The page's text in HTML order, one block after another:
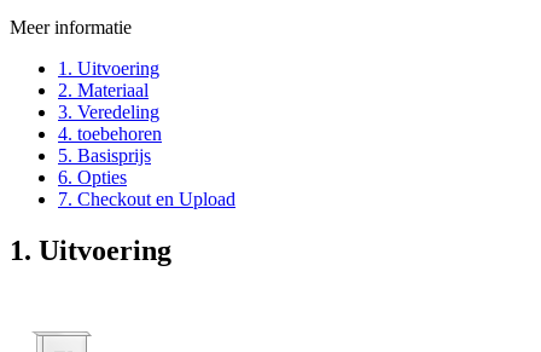
Meer informatie
1. Uitvoering
2. Materiaal
3. Veredeling
4. toebehoren
5. Basisprijs
6. Opties
7. Checkout en Upload
1. Uitvoering